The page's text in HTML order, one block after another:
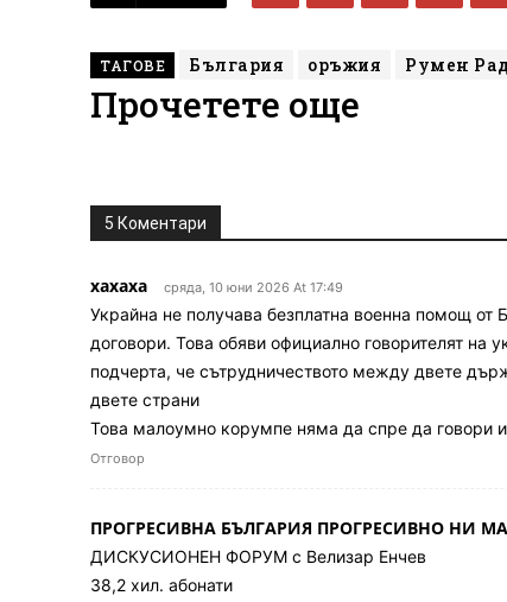
ТАГОВЕ България оръжия Румен
Прочетете още
5 Коментари
хахаха сряда, 10 юни 2026 At 17:49
Украйна не получава безплатна военна помощ от
договори. Това обяви официално говорителят на
подчерта, че сътрудничеството между двете
двете страни
Това малоумно корумпе няма да спре да говори
Отговор
ПРОГРЕСИВНА БЪЛГАРИЯ ПРОГРЕСИВНО НИ
ДИСКУСИОНЕН ФОРУМ с Велизар Енчев
38,2 хил. абонати